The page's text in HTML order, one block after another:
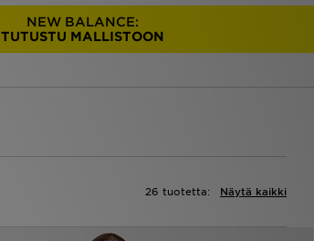
NEW BALANCE:
TUTUSTU MALLISTOON
Näytä kaikki
26 tuotetta: